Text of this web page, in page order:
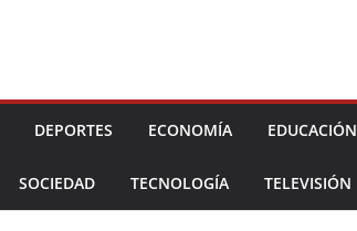
DEPORTES ECONOMÍA EDUCACIÓN
SOCIEDAD TECNOLOGÍA TELEVISIÓN